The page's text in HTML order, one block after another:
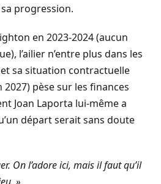
progression.
en 2023-2024 (aucun
l’ailier n’entre plus dans les
sa situation contractuelle
2027) pèse sur les finances
Joan Laporta lui-même a
départ serait sans doute
On l’adore ici, mais il faut qu’il